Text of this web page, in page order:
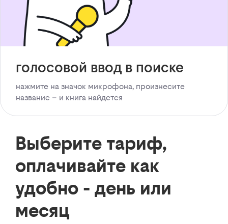
голосовой ввод в поиске
нажмите на значок микрофона, произнесите
название – и книга найдется
Выберите тариф,
оплачивайте как
удобно - день или
месяц